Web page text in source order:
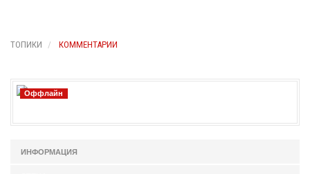
ТОПИКИ КОММЕНТАРИИ
Оффлайн
ИНФОРМАЦИЯ